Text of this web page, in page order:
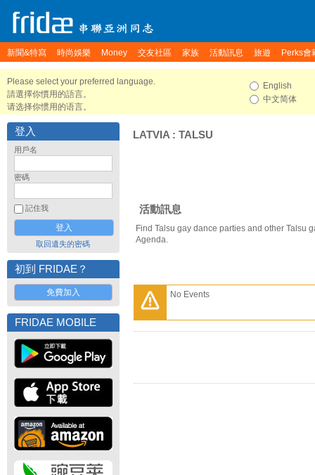
新聞&特寫 時尚娛樂 Money 交友社區 家族 活動訊息 旅遊 Perks會
Please select your preferred language.
請選擇你慣用的語言。
请选择你惯用的语言。
English
中文简体
登入
用戶名
密碼
記住我
取回遺失的密碼
初到 FRIDAE？
免費加入
FRIDAE MOBILE
LATVIA : TALSU
活動訊息
Find Talsu gay dance parties and other Talsu
Agenda.
No Events